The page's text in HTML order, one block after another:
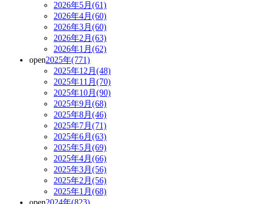
2026年5月(61)
2026年4月(60)
2026年3月(60)
2026年2月(63)
2026年1月(62)
open2025年(771)
2025年12月(48)
2025年11月(70)
2025年10月(90)
2025年9月(68)
2025年8月(46)
2025年7月(71)
2025年6月(63)
2025年5月(69)
2025年4月(66)
2025年3月(56)
2025年2月(56)
2025年1月(68)